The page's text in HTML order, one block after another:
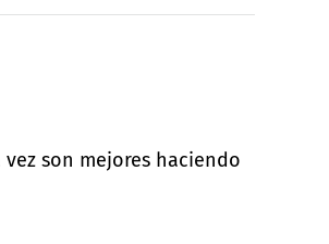
son mejores haciendo